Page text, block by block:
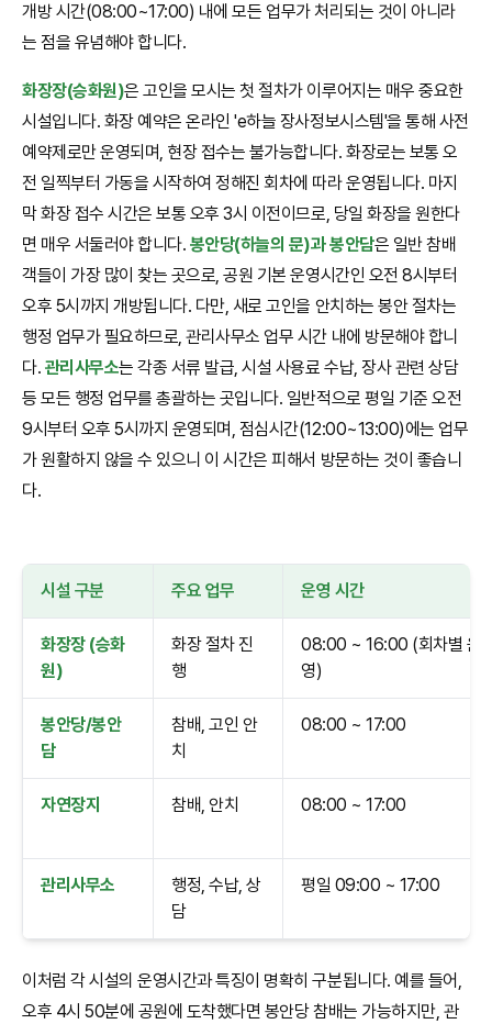
개방 시간(08:00~17:00) 내에 모든 업무가 처리되는 것이 아니라
는 점을 유념해야 합니다.
화장장(승화원)은 고인을 모시는 첫 절차가 이루어지는 매우 중요한
시설입니다. 화장 예약은 온라인 'e하늘 장사정보시스템'을 통해 사전
예약제로만 운영되며, 현장 접수는 불가능합니다. 화장로는 보통 오
전 일찍부터 가동을 시작하여 정해진 회차에 따라 운영됩니다. 마지
막 화장 접수 시간은 보통 오후 3시 이전이므로, 당일 화장을 원한다
면 매우 서둘러야 합니다. 봉안당(하늘의 문)과 봉안담은 일반 참배
객들이 가장 많이 찾는 곳으로, 공원 기본 운영시간인 오전 8시부터
오후 5시까지 개방됩니다. 다만, 새로 고인을 안치하는 봉안 절차는
행정 업무가 필요하므로, 관리사무소 업무 시간 내에 방문해야 합니
다. 관리사무소는 각종 서류 발급, 시설 사용료 수납, 장사 관련 상담
등 모든 행정 업무를 총괄하는 곳입니다. 일반적으로 평일 기준 오전
9시부터 오후 5시까지 운영되며, 점심시간(12:00~13:00)에는 업무
가 원활하지 않을 수 있으니 이 시간은 피해서 방문하는 것이 좋습니
다.
시설 구분 주요 업무 운영 시간
화장장 (승화
원)
화장 절차 진
행
08:00 ~ 16:00 (회차별 운
영)
봉안당/봉안
담
참배, 고인 안
치
08:00 ~ 17:00
자연장지 참배, 안치 08:00 ~ 17:00
관리사무소
행정, 수납, 상
담
평일 09:00 ~ 17:00
이처럼 각 시설의 운영시간과 특징이 명확히 구분됩니다. 예를 들어,
오후 4시 50분에 공원에 도착했다면 봉안당 참배는 가능하지만, 관